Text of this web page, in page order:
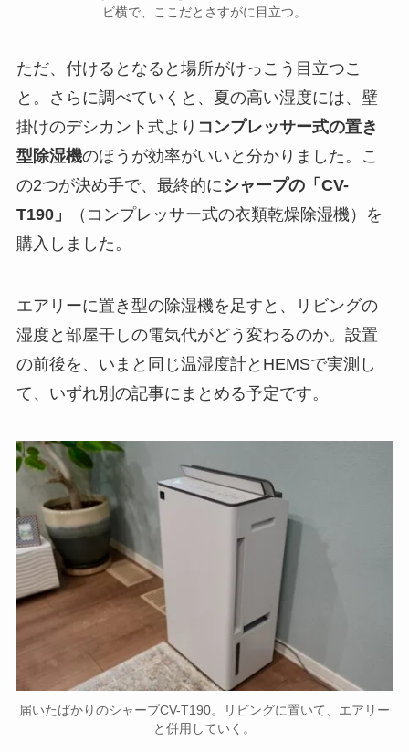
ビ横で、ここだとさすがに目立つ。
ただ、付けるとなると場所がけっこう目立つこ
と。さらに調べていくと、夏の高い湿度には、壁
掛けのデシカント式より コンプレッサー式の置き
型除湿機のほうが効率がいいと分かりました。こ
の2つが決め手で、最終的に シャープの「CV-
T190」
（コンプレッサー式の衣類乾燥除湿機）を
購入しました。
エアリーに置き型の除湿機を足すと、リビングの
湿度と部屋干しの電気代がどう変わるのか。設置
の前後を、いまと同じ温湿度計とHEMSで実測し
て、いずれ別の記事にまとめる予定です。
届いたばかりのシャープCV-T190。リビングに置いて、エアリー
と併用していく。